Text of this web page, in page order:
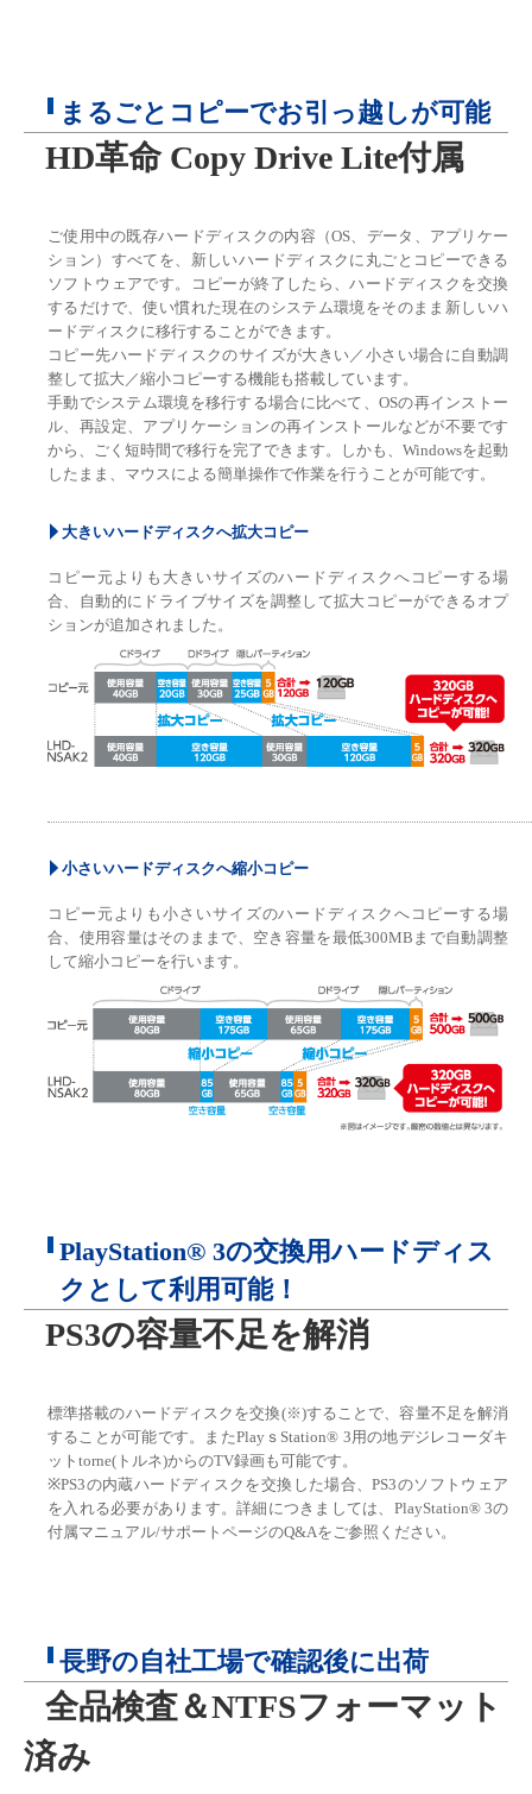
まるごとコピーでお引っ越しが可能
HD革命 Copy Drive Lite付属
ご使用中の既存ハードディスクの内容（OS、データ、アプリケー
ション）すべてを、新しいハードディスクに丸ごとコピーできる
ソフトウェアです。コピーが終了したら、ハードディスクを交換
するだけで、使い慣れた現在のシステム環境をそのまま新しいハ
ードディスクに移行することができます。
コピー先ハードディスクのサイズが大きい／小さい場合に自動調
整して拡大／縮小コピーする機能も搭載しています。
手動でシステム環境を移行する場合に比べて、OSの再インストー
ル、再設定、アプリケーションの再インストールなどが不要です
から、ごく短時間で移行を完了できます。しかも、Windowsを起動
したまま、マウスによる簡単操作で作業を行うことが可能です。
大きいハードディスクへ拡大コピー
コピー元よりも大きいサイズのハードディスクへコピーする場
合、自動的にドライブサイズを調整して拡大コピーができるオプ
ションが追加されました。
小さいハードディスクへ縮小コピー
コピー元よりも小さいサイズのハードディスクへコピーする場
合、使用容量はそのままで、空き容量を最低300MBまで自動調整
して縮小コピーを行います。
PlayStation® 3の交換用ハードディス
クとして利用可能！
PS3の容量不足を解消
標準搭載のハードディスクを交換(※)することで、容量不足を解消
することが可能です。またPlayｓStation® 3用の地デジレコーダキ
ットtorne(トルネ)からのTV録画も可能です。
※PS3の内蔵ハードディスクを交換した場合、PS3のソフトウェア
を入れる必要があります。詳細につきましては、PlayStation® 3の
付属マニュアル/サポートページのQ&Aをご参照ください。
長野の自社工場で確認後に出荷
全品検査＆NTFSフォーマット
済み